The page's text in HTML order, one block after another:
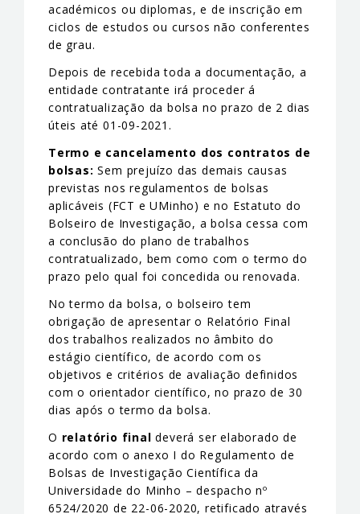
académicos ou diplomas, e de inscrição em
ciclos de estudos ou cursos não conferentes
de grau.
Depois de recebida toda a documentação, a
entidade contratante irá proceder á
contratualização da bolsa no prazo de 2 dias
úteis até 01-09-2021.
Termo e cancelamento dos contratos de
bolsas:Sem prejuízo das demais causas
previstas nos regulamentos de bolsas
aplicáveis (FCT e UMinho) e no Estatuto do
Bolseiro de Investigação, a bolsa cessa com
a conclusão do plano de trabalhos
contratualizado, bem como com o termo do
prazo pelo qual foi concedida ou renovada.
No termo da bolsa, o bolseiro tem
obrigação de apresentar o Relatório Final
dos trabalhos realizados no âmbito do
estágio científico, de acordo com os
objetivos e critérios de avaliação definidos
com o orientador científico, no prazo de 30
dias após o termo da bolsa.
O relatório final deverá ser elaborado de
acordo com o anexo I do Regulamento de
Bolsas de Investigação Científica da
Universidade do Minho – despacho nº
6524/2020 de 22-06-2020, retificado através